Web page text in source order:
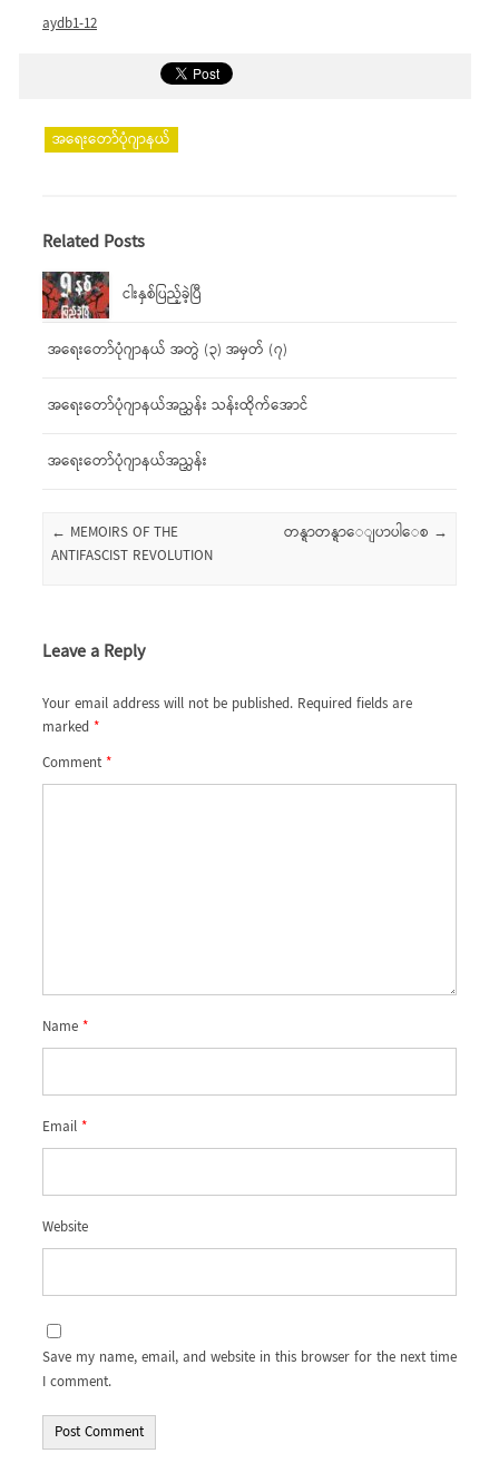
aydb1-12
အရေးတော်ပုံဂျာနယ်
Related Posts
ငါးနှစ်ပြည့်ခဲ့ပြီ
အရေးတော်ပုံဂျာနယ် အတွဲ (၃) အမှတ် (၇)
အရေးတော်ပုံဂျာနယ်အညွှန်း သန်းထိုက်အောင်
အရေးတော်ပုံဂျာနယ်အညွှန်း
Post navigation
← MEMOIRS OF THE
ANTIFASCIST REVOLUTION
တန္ရာတန္ရာေျပာပါေစ →
Leave a Reply
Your email address will not be published. Required fields are
marked*
Comment*
Name*
Email*
Website
Save my name, email, and website in this browser for the next time
I comment.